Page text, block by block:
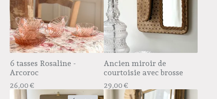
6 tasses Rosaline -
Arcoroc
26,00€
Ancien miroir de
courtoisie avec brosse
29,00€